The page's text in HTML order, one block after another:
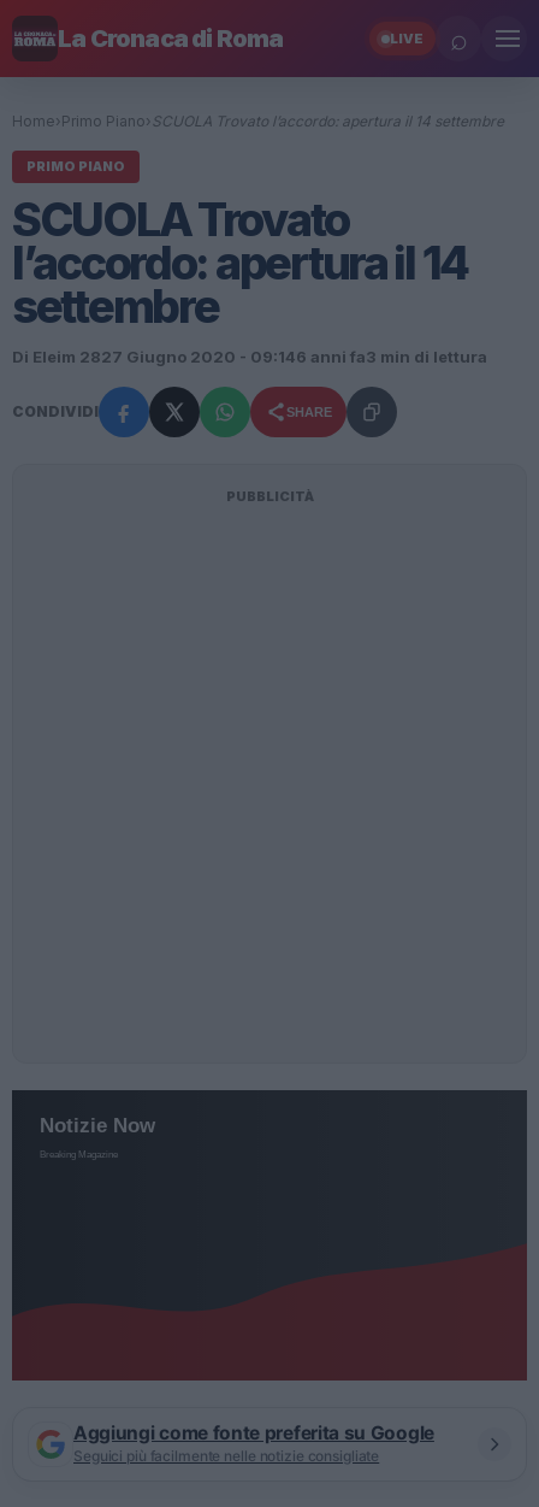
La Cronaca di Roma LIVE ⌕
Home› Primo Piano› SCUOLA Trovato l’accordo: apertura il 14 settembre
PRIMO PIANO
SCUOLA Trovato
l’accordo: apertura il 14
settembre
Di Eleim 2827 Giugno 2020 - 09:146 anni fa3 min di lettura
CONDIVIDI SHARE
PUBBLICITÀ
Aggiungi come fonte preferita su Google
Seguici più facilmente nelle notizie consigliate